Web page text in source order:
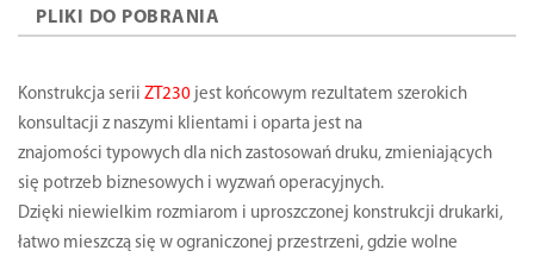
PLIKI DO POBRANIA
Konstrukcja serii ZT230 jest końcowym rezultatem szerokich
konsultacji z naszymi klientami i oparta jest na
znajomości typowych dla nich zastosowań druku, zmieniających
się potrzeb biznesowych i wyzwań operacyjnych.
Dzięki niewielkim rozmiarom i uproszczonej konstrukcji drukarki,
łatwo mieszczą się w ograniczonej przestrzeni, gdzie wolne